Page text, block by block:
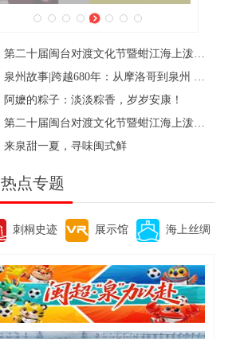
阿嬷的粽子：淡淡粽香，岁岁安康！
来泉甜一夏，寻味闽式鲜
热点专题
刺桐史迹 展示馆 海上丝绸